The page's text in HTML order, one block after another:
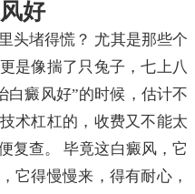
好
头堵得慌？ 尤其是那些个
是像揣了只兔子，七上八
白癜风好”的时候，估计不
术杠杠的，收费又不能太
复查。 毕竟这白癜风，它
它得慢慢来，得有耐心，